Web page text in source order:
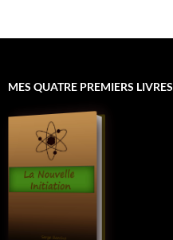
MES QUATRE PREMIERS LIVRES